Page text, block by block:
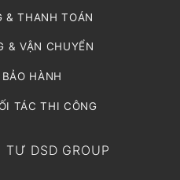
& THANH TOÁN
& VẬN CHUYỂN
HÀNH
TÁC THI CÔNG
DSD GROUP